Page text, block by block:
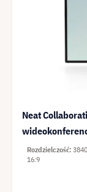
Neat
Rozdzielczość
16:9